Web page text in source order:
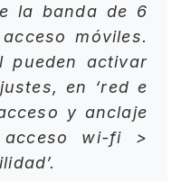
la banda de 6
móviles.
pueden activar
en ‘red e
y anclaje
wi-fi >